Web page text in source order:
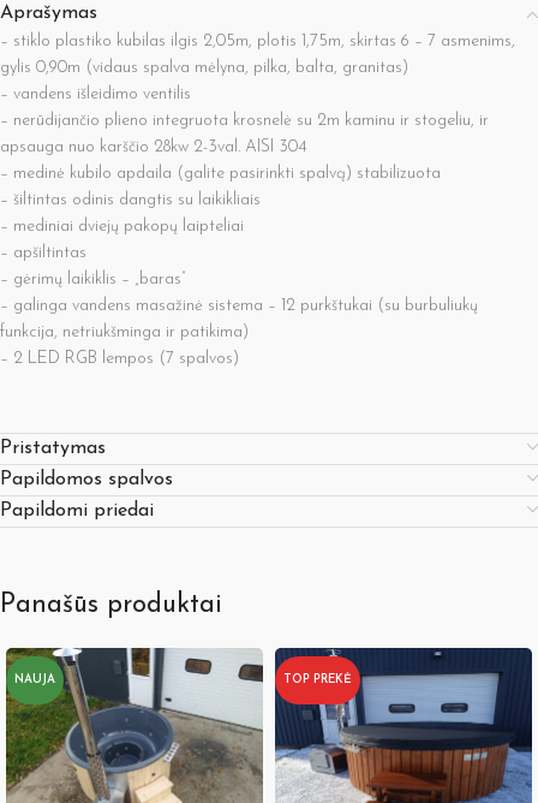
Aprašymas
– stiklo plastiko kubilas ilgis 2,05m, plotis 1,75m, skirtas 6 – 7 asmenims,
gylis 0,90m (vidaus spalva mėlyna, pilka, balta, granitas)
– vandens išleidimo ventilis
– nerūdijančio plieno integruota krosnelė su 2m kaminu ir stogeliu, ir
apsauga nuo karščio 28kw 2-3val. AISI 304
– medinė kubilo apdaila (galite pasirinkti spalvą) stabilizuota
– šiltintas odinis dangtis su laikikliais
– mediniai dviejų pakopų laipteliai
– apšiltintas
– gėrimų laikiklis – „baras”
– galinga vandens masažinė sistema – 12 purkštukai (su burbuliukų
funkcija, netriukšminga ir patikima)
– 2 LED RGB lempos (7 spalvos)
Pristatymas
Papildomos spalvos
Papildomi priedai
Panašūs produktai
NAUJA TOP PREKĖ